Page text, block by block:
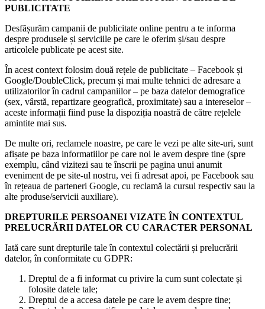
PUBLICITATE
Desfășurăm campanii de publicitate online pentru a te informa
despre produsele și serviciile pe care le oferim și/sau despre
articolele publicate pe acest site.
În acest context folosim două rețele de publicitate – Facebook și
Google/DoubleClick, precum și mai multe tehnici de adresare a
utilizatorilor în cadrul campaniilor – pe baza datelor demografice
(sex, vârstă, repartizare geografică, proximitate) sau a intereselor –
aceste informații fiind puse la dispoziția noastră de către rețelele
amintite mai sus.
De multe ori, reclamele noastre, pe care le vezi pe alte site-uri, sunt
afișate pe baza informatiilor pe care noi le avem despre tine (spre
exemplu, când vizitezi sau te înscrii pe pagina unui anumit
eveniment de pe site-ul nostru, vei fi adresat apoi, pe Facebook sau
în rețeaua de parteneri Google, cu reclamă la cursul respectiv sau la
alte produse/servicii auxiliare).
DREPTURILE PERSOANEI VIZATE ÎN CONTEXTUL
PRELUCRĂRII DATELOR CU CARACTER PERSONAL
Iată care sunt drepturile tale în contextul colectării și prelucrării
datelor, în conformitate cu GDPR:
Dreptul de a fi informat cu privire la cum sunt colectate și
folosite datele tale;
Dreptul de a accesa datele pe care le avem despre tine;